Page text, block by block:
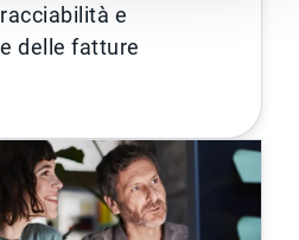
e
delle fatture